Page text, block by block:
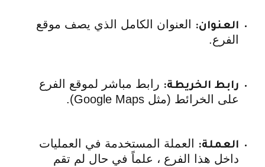
العنوان:
العنوان الكامل الذي يصف موقع
الفرع.
رابط الخريطة: رابط مباشر لموقع الفرع
على الخرائط (مثل Google Maps).
العملة:
العملة المستخدمة في العمليات
داخل هذا الفرع ، علماً في حال لم تقم